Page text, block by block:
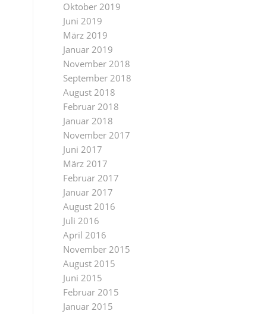
Oktober 2019
Juni 2019
März 2019
Januar 2019
November 2018
September 2018
August 2018
Februar 2018
Januar 2018
November 2017
Juni 2017
März 2017
Februar 2017
Januar 2017
August 2016
Juli 2016
April 2016
November 2015
August 2015
Juni 2015
Februar 2015
Januar 2015